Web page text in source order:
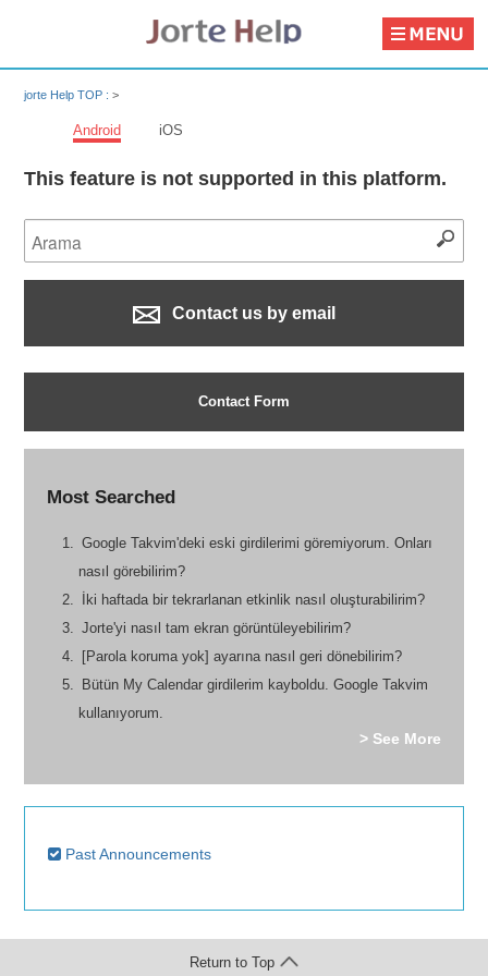
jorte Help TOP :>
Android iOS
This feature is not supported in this platform.
Contact us by email
Contact Form
Most Searched
Google Takvim'deki eski girdilerimi göremiyorum. Onları
nasıl görebilirim?
İki haftada bir tekrarlanan etkinlik nasıl oluşturabilirim?
Jorte'yi nasıl tam ekran görüntüleyebilirim?
[Parola koruma yok] ayarına nasıl geri dönebilirim?
Bütün My Calendar girdilerim kayboldu. Google Takvim
kullanıyorum.
> See More
Past Announcements
Return to Top